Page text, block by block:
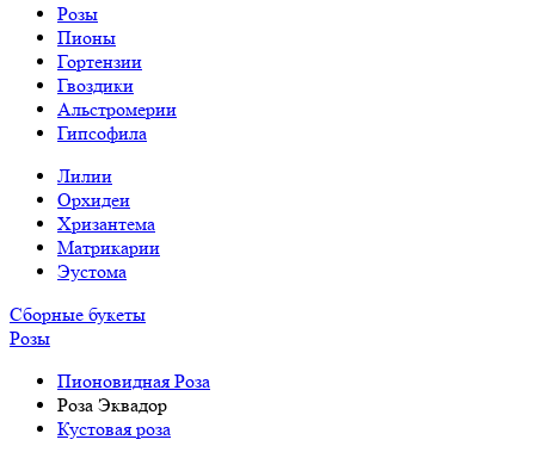
Розы
Пионы
Гортензии
Гвоздики
Альстромерии
Гипсофила
Лилии
Орхидеи
Хризантема
Матрикарии
Эустома
Сборные букеты
Розы
Пионовидная Роза
Роза Эквадор
Кустовая роза